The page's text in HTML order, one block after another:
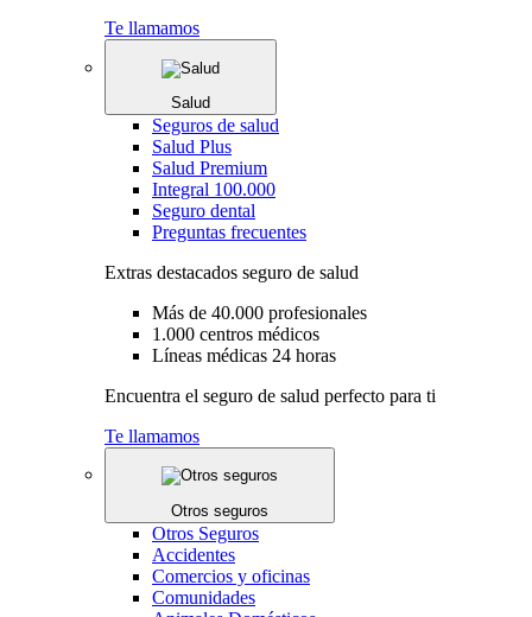
Te llamamos
Salud
Seguros de salud
Salud Plus
Salud Premium
Integral 100.000
Seguro dental
Preguntas frecuentes
Extras destacados seguro de salud
Más de 40.000 profesionales
1.000 centros médicos
Líneas médicas 24 horas
Encuentra el seguro de salud perfecto para ti
Te llamamos
Otros seguros
Otros Seguros
Accidentes
Comercios y oficinas
Comunidades